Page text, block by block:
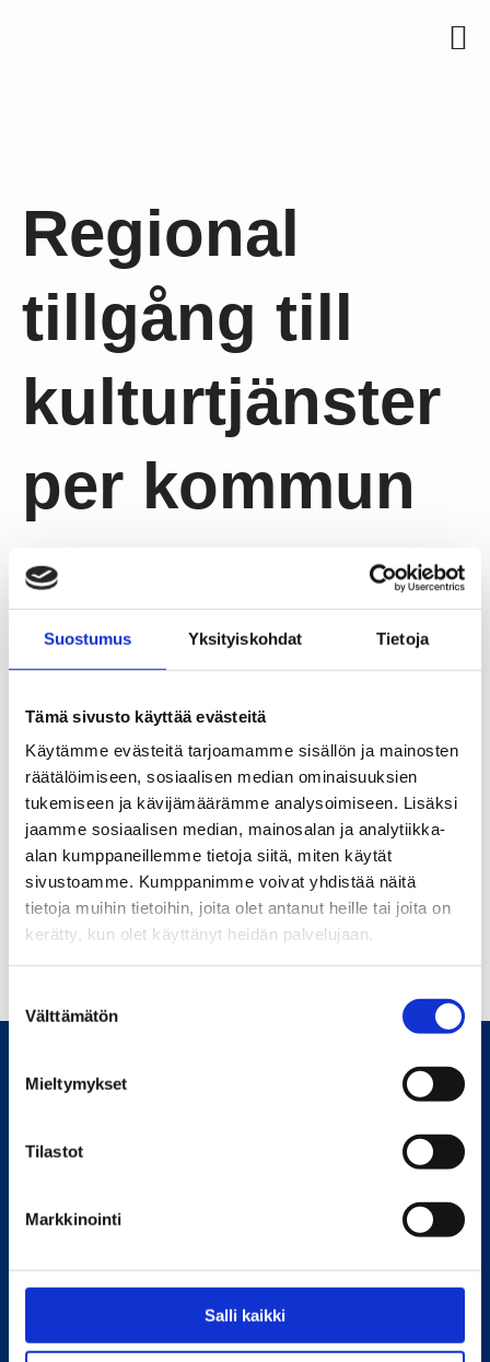
Suostumus Yksityiskohdat Tietoja
Tämä sivusto käyttää evästeitä
Käytämme evästeitä tarjoamamme sisällön ja mainosten
räätälöimiseen, sosiaalisen median ominaisuuksien
tukemiseen ja kävijämäärämme analysoimiseen. Lisäksi
jaamme sosiaalisen median, mainosalan ja analytiikka-
alan kumppaneillemme tietoja siitä, miten käytät
sivustoamme. Kumppanimme voivat yhdistää näitä
tietoja muihin tietoihin, joita olet antanut heille tai joita on
kerätty, kun olet käyttänyt heidän palvelujaan.
Välttämätön
Mieltymykset
Tilastot
Markkinointi
Salli kaikki
Regional
tillgång till
kulturtjänster
per kommun
Uppdaterad Källa: Statistikcentralen
Uppgifterna hämtas från de delar i
Figurerna visar hur stor andel av kommunens
befolkning som bor högst 1,5 kilometer, 3
kilometer, 10 kilometer eller 20 kilometer från
närmaste bibliotek, statsandelsteater, museum
som drivs på heltid och biograf.
Tjänsten produceras i samarbete med
undervisnings- och kulturministeriet samt
organisationer som producerar statistik inom
under utveckling. Användarnas återkoppling
önskas för att kunna utveckla webbplatsen och
dess innehåll bättre för att möta